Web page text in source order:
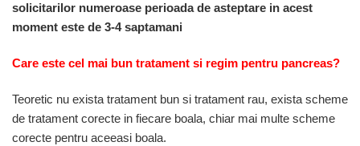
solicitarilor numeroase perioada de asteptare in acest
moment este de 3-4 saptamani
Care este cel mai bun tratament si regim pentru pancreas?
Teoretic nu exista tratament bun si tratament rau, exista scheme
de tratament corecte in fiecare boala, chiar mai multe scheme
corecte pentru aceeasi boala.